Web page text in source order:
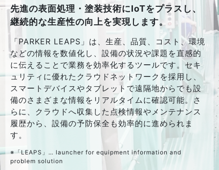
先進の表面処理・塗装技術にIoTをプラスし、
継続的な生産性の向上を実現します。
「PARKER LEAPS」は、生産、品質、コスト、環境
などの情報を数値化し、設備の状況や課題を直感的
に伝えることで業務を効率化するツールです。セキ
ュリティに優れたクラウドネットワークを採用し、
スマートデバイスやタブレットで遠隔地からでも設
備のさまざまな情報をリアルタイムに確認可能。さ
らに、クラウドへ収集した点検情報やメンテナンス
履歴から、設備の予防保全も効率的に進められま
す。
※「LEAPS」… launcher for equipment information and
problem solution